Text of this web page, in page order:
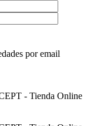
por email